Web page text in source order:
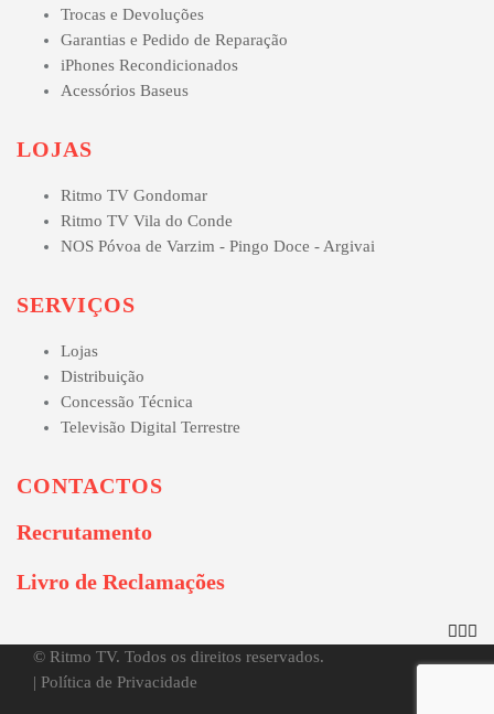
Trocas e Devoluções
Garantias e Pedido de Reparação
iPhones Recondicionados
Acessórios Baseus
LOJAS
Ritmo TV Gondomar
Ritmo TV Vila do Conde
NOS Póvoa de Varzim - Pingo Doce - Argivai
SERVIÇOS
Lojas
Distribuição
Concessão Técnica
Televisão Digital Terrestre
CONTACTOS
Recrutamento
Livro de Reclamações
© Ritmo TV. Todos os direitos reservados.
| Política de Privacidade